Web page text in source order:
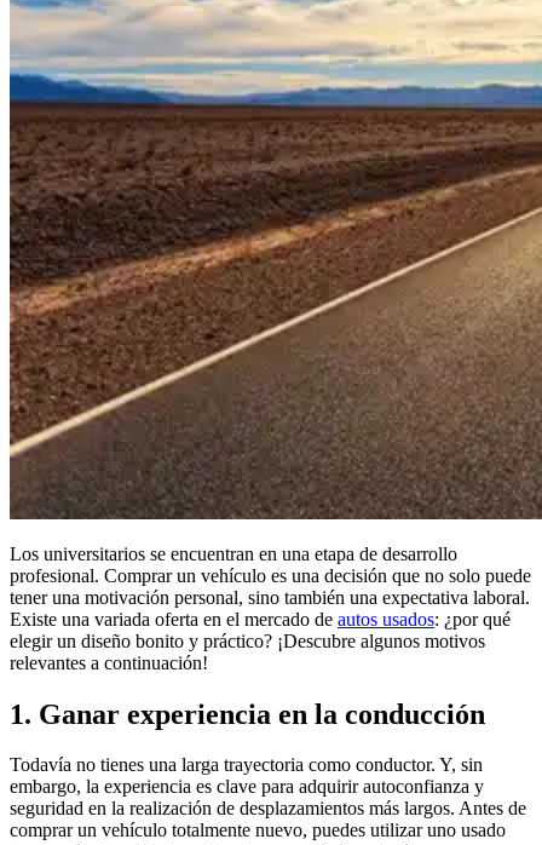
Los universitarios se encuentran en una etapa de desarrollo
profesional. Comprar un vehículo es una decisión que no solo puede
tener una motivación personal, sino también una expectativa laboral.
Existe una variada oferta en el mercado de autos usados: ¿por qué
elegir un diseño bonito y práctico? ¡Descubre algunos motivos
relevantes a continuación!
1. Ganar experiencia en la conducción
Todavía no tienes una larga trayectoria como conductor. Y, sin
embargo, la experiencia es clave para adquirir autoconfianza y
seguridad en la realización de desplazamientos más largos. Antes de
comprar un vehículo totalmente nuevo, puedes utilizar uno usado